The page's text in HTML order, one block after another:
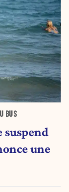
BUS
suspend
une